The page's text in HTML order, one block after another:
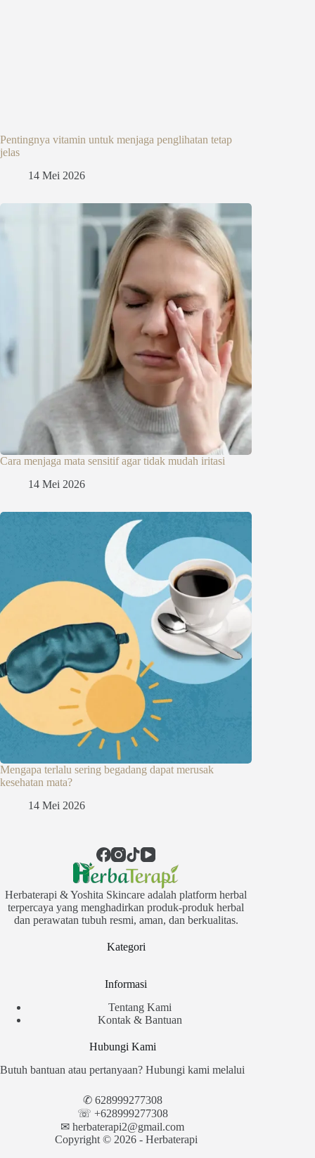
Pentingnya vitamin untuk menjaga penglihatan tetap
jelas
14 Mei 2026
Cara menjaga mata sensitif agar tidak mudah iritasi
14 Mei 2026
Mengapa terlalu sering begadang dapat merusak
kesehatan mata?
14 Mei 2026
Herbaterapi & Yoshita Skincare adalah platform herbal
terpercaya yang menghadirkan produk-produk herbal
dan perawatan tubuh resmi, aman, dan berkualitas.
Kategori
Informasi
Tentang Kami
Kontak & Bantuan
Hubungi Kami
Butuh bantuan atau pertanyaan? Hubungi kami melalui
✆ 628999277308
☏ +628999277308
✉︎ herbaterapi2@gmail.com
Copyright © 2026 - Herbaterapi